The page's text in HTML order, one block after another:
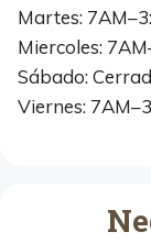
Martes:
Miercoles:
Sábado:
Viernes: